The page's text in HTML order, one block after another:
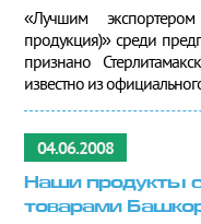
«Лучшим
продукция)» среди
признано
известно из
04.06.2008
Наши продукты
товарами